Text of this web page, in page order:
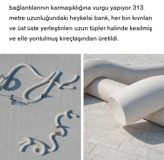
bağlantılarının karmaşıklığına vurgu yapıyor. 313
metre uzunluğundaki heykelsi bank, her biri kıvrılan
ve üst üste yerleştirilen uzun tüpler halinde kesilmiş
ve elle yontulmuş kireçtaşından üretildi.